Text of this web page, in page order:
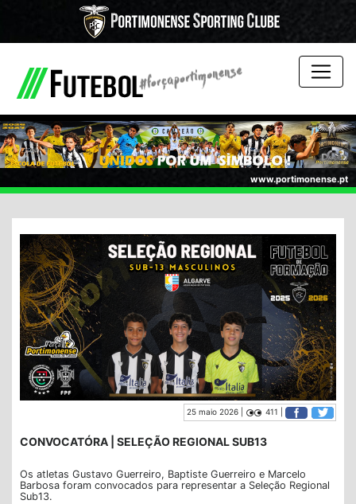
www.portimonense.pt
25 maio 2026 | 411 |
CONVOCATÓRA | SELEÇÃO REGIONAL SUB13
Os atletas Gustavo Guerreiro, Baptiste Guerreiro e Marcelo
Barbosa foram convocados para representar a Seleção Regional
Sub13.